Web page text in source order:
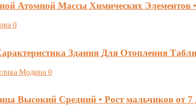
Атомной Массы Химических Элементов
0
Здания Для Отопления
Модина 0
Высокий Средний • Рост мальчиков от 7